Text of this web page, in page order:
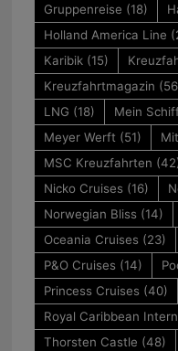
Gruppenreise (18)
Holland America Line
Karibik(15)
Kreuzfahrtmagazin
LNG (18) Mein
Meyer Werft (51)
MSC Kreuzfahrten
Nicko Cruises (16)
Norwegian Bliss (14)
Oceania Cruises (23)
P&O Cruises (14)
Princess Cruises (40)
Royal Caribbean
Thorsten Castle (48)